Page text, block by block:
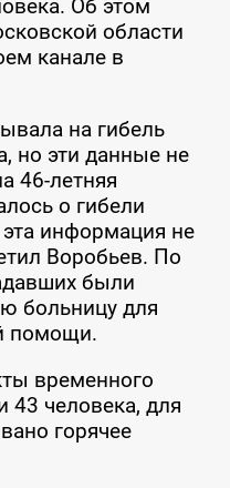
Об этом
области
канале в
на гибель
но эти данные не
46-летняя
о гибели
эта информация не
Воробьев. По
были
больницу для
помощи.
временного
43 человека, для
горячее